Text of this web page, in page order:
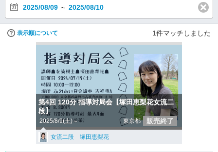
2025/08/09 ～ 2025/08/10
表示順について 1件マッチしました
第4回 120分 指導対局会【塚田恵梨花女流二
段】
2025/8/9(土)～ 東京都 販売終了
女流二段 塚田恵梨花